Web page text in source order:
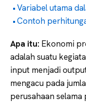
Variabel utama
Contoh
Apa itu: Ekonomi
adalah suatu
input menjadi
mengacu pada
perusahaan